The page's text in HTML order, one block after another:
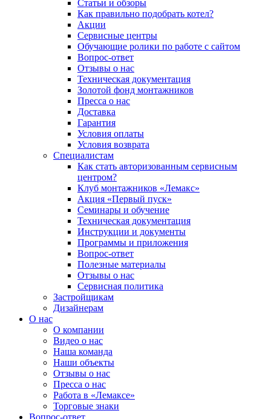
Статьи и обзоры
Как правильно подобрать котел?
Акции
Сервисные центры
Обучающие ролики по работе с сайтом
Вопрос-ответ
Отзывы о нас
Техническая документация
Золотой фонд монтажников
Пресса о нас
Доставка
Гарантия
Условия оплаты
Условия возврата
Специалистам
Как стать авторизованным сервисным
центром?
Клуб монтажников «Лемакс»
Акция «Первый пуск»
Семинары и обучение
Техническая документация
Инструкции и документы
Программы и приложения
Вопрос-ответ
Полезные материалы
Отзывы о нас
Сервисная политика
Застройщикам
Дизайнерам
О нас
О компании
Видео о нас
Наша команда
Наши объекты
Отзывы о нас
Пресса о нас
Работа в «Лемаксе»
Торговые знаки